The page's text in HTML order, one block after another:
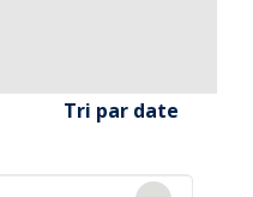
Tri par date